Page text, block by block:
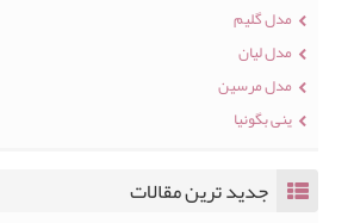
مدل گلیم
مدل لیان
مدل مرسین
ینی بگونیا
جدید ترین مقالات